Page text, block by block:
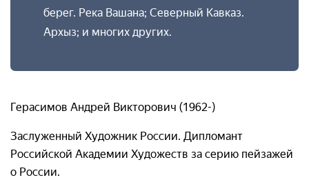
берег. Река Вашана; Северный Кавказ.
Архыз; и многих других.
Герасимов Андрей Викторович (1962-)
Заслуженный Художник России. Дипломант
Российской Академии Художеств за серию пейзажей
о России.